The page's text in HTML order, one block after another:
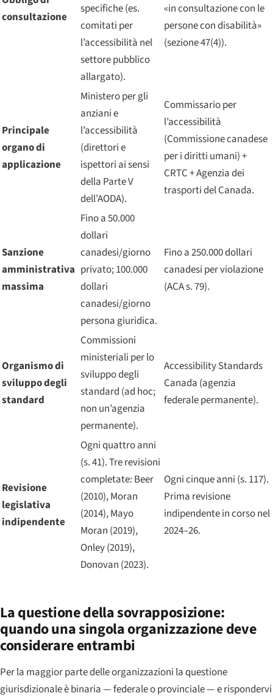
consultazione
specifiche (es.
comitati per
l’accessibilità nel
settore pubblico
allargato).
«in consultazione con le
persone con disabilità»
(sezione 47(4)).
Principale
organo di
applicazione
Ministero per gli
anziani e
l’accessibilità
(direttori e
ispettori ai sensi
della Parte V
dell’AODA).
Commissario per
l’accessibilità
(Commissione canadese
per i diritti umani) +
CRTC + Agenzia dei
trasporti del Canada.
Sanzione
amministrativa
massima
Fino a 50.000
dollari
canadesi/giorno
privato; 100.000
dollari
canadesi/giorno
persona giuridica.
Fino a 250.000 dollari
canadesi per violazione
(ACA s. 79).
Organismo di
sviluppo degli
standard
Commissioni
ministeriali per lo
sviluppo degli
standard (ad hoc;
non un’agenzia
permanente).
Accessibility Standards
Canada (agenzia
federale permanente).
Revisione
legislativa
indipendente
Ogni quattro anni
(s. 41). Tre revisioni
completate: Beer
(2010), Moran
(2014), Mayo
Moran (2019),
Onley (2019),
Donovan (2023).
Ogni cinque anni (s. 117).
Prima revisione
indipendente in corso nel
2024–26.
La questione della sovrapposizione:
quando una singola organizzazione deve
considerare entrambi
Per la maggior parte delle organizzazioni la questione
giurisdizionale è binaria — federale o provinciale — e rispondervi